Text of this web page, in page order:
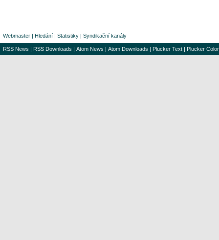
Webmaster | Hledání | Statistiky | Syndikační kanály
RSS News | RSS Downloads | Atom News | Atom Downloads | Plucker Text | Plucker Color